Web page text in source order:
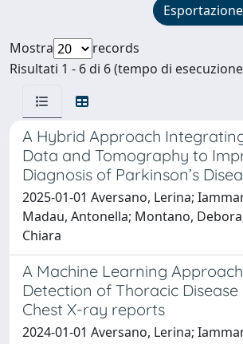
Esportazione
Mostra
records
Risultati 1 - 6 di 6 (tempo di
A Hybrid Approach
Data and Tomography to
Diagnosis of Parkinson’s
2025-01-01 Aversano, Lerina;
Madau, Antonella; Montano,
Chiara
A Machine Learning
Detection of Thoracic Disease
Chest X-ray reports
2024-01-01 Aversano, Lerina;